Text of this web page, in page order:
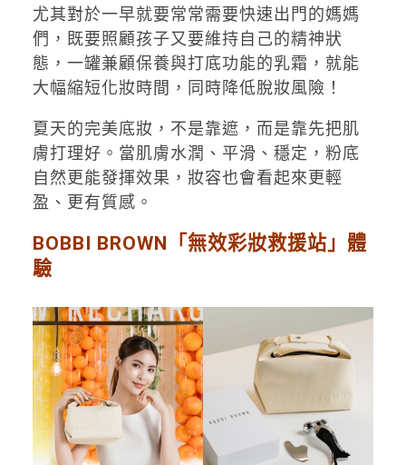
尤其對於一早就要常常需要快速出門的媽媽
們，既要照顧孩子又要維持自己的精神狀
態，一罐兼顧保養與打底功能的乳霜，就能
大幅縮短化妝時間，同時降低脫妝風險！
夏天的完美底妝，不是靠遮，而是靠先把肌
膚打理好。當肌膚水潤、平滑、穩定，粉底
自然更能發揮效果，妝容也會看起來更輕
盈、更有質感。
BOBBI BROWN「無效彩妝救援站」體
驗